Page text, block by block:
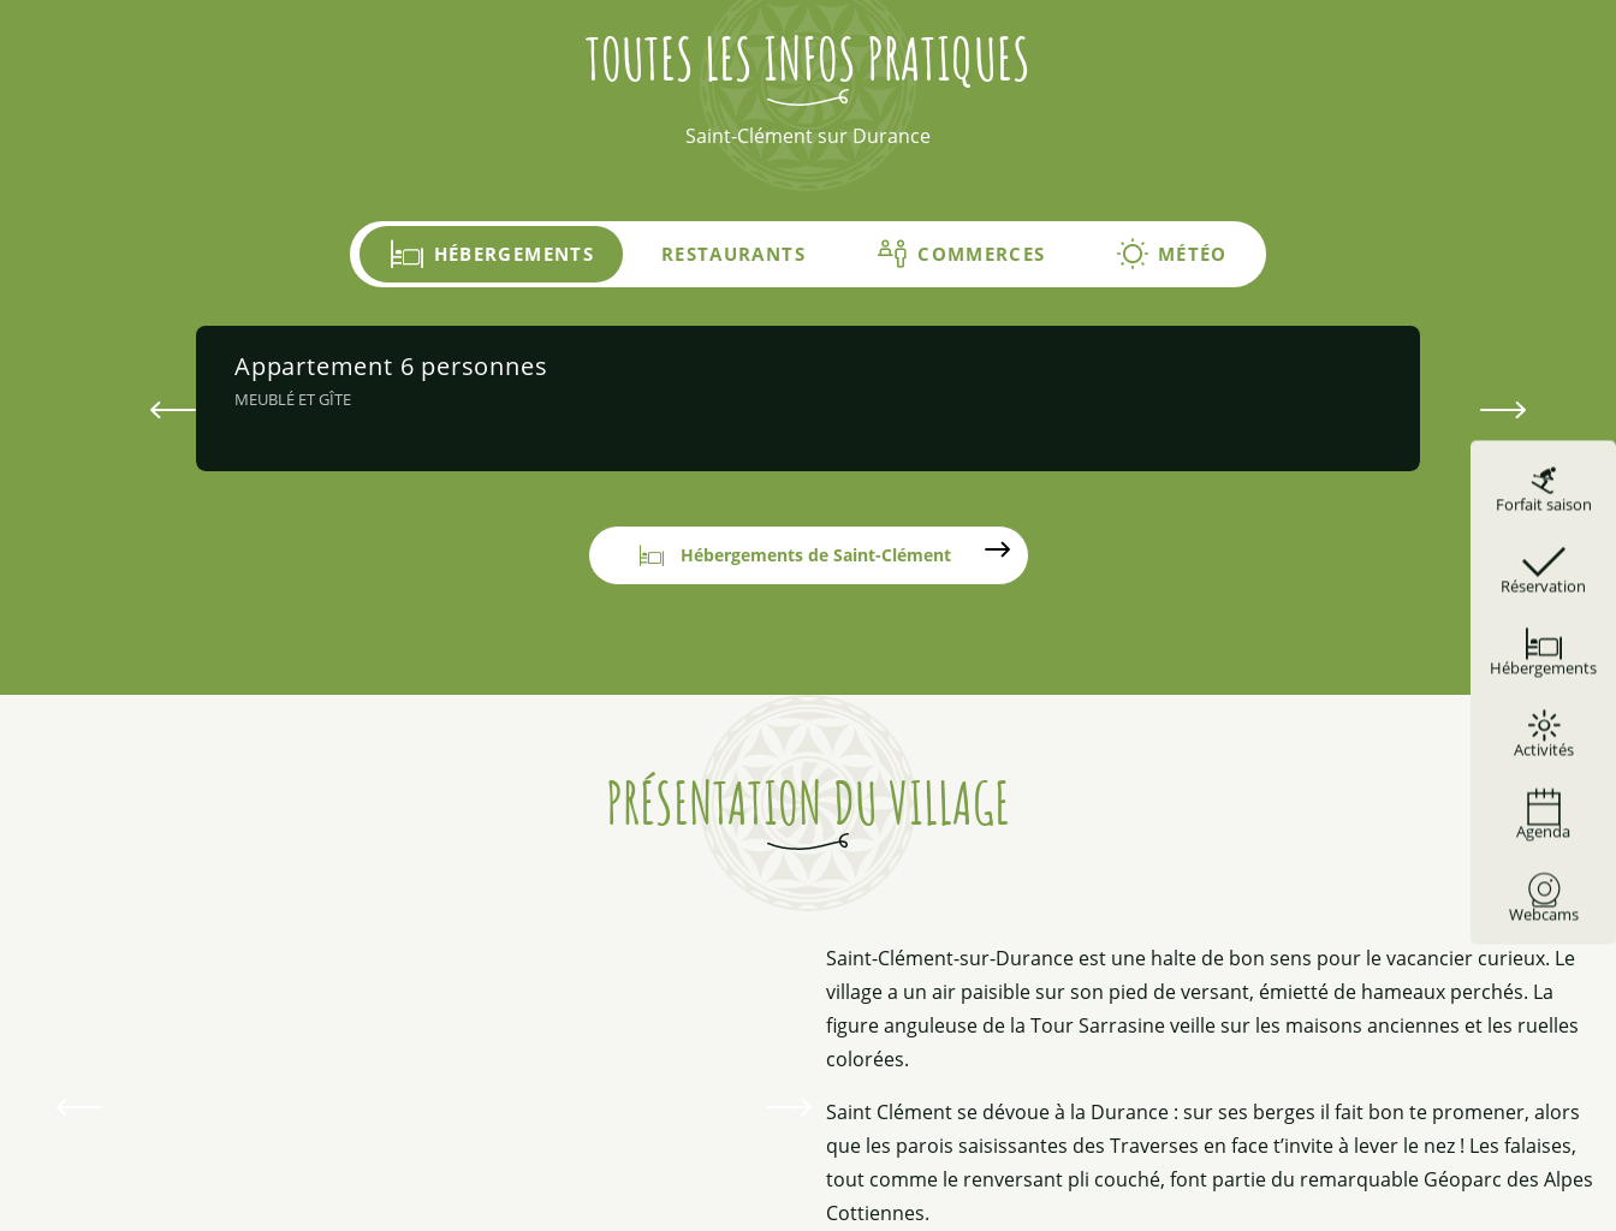
Forfait saison
Réservation
Hébergements
Activités
Agenda
Webcams
TOUTES LES INFOS PRATIQUES
Saint-Clément sur Durance
HÉBERGEMENTS RESTAURANTS COMMERCES MÉTÉO
Appartement 6 personnes
MEUBLÉ ET GÎTE CAMPING
Hébergements de Saint-Clément
PRÉSENTATION DU VILLAGE
Saint-Clément-sur-Durance est une halte de bon sens pour le vacancier curieux. Le
village a un air paisible sur son pied de versant, émietté de hameaux perchés. La
figure anguleuse de la Tour Sarrasine veille sur les maisons anciennes et les ruelles
colorées.
Saint Clément se dévoue à la Durance : sur ses berges il fait bon te promener, alors
que les parois saisissantes des Traverses en face t’invite à lever le nez ! Les falaises,
tout comme le renversant pli couché, font partie du remarquable Géoparc des Alpes
Cottiennes.